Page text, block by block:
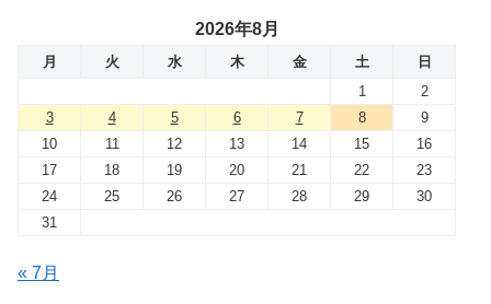
2026年8月
月 火 水 木 金 土
日
1
2
3
4 5 6 7 8
9
10
11 12 13 14 15
16
17
18 19 20 21 22
23
24
25 26 27 28 29
30
31
« 7月